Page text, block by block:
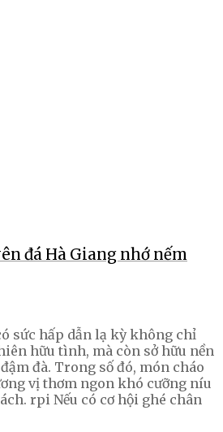
đá Hà Giang nhớ nếm
sức hấp dẫn lạ kỳ không chỉ
hữu tình, mà còn sở hữu nền
đà. Trong số đó, món cháo
vị thơm ngon khó cưỡng níu
rpi Nếu có cơ hội ghé chân